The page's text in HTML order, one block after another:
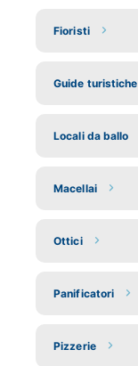
Fioristi
Guide turistiche
Locali da ballo
Macellai
Ottici
Panificatori
Pizzerie